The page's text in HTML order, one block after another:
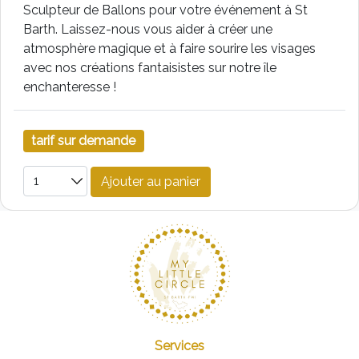
Sculpteur de Ballons pour votre événement à St
Barth. Laissez-nous vous aider à créer une
atmosphère magique et à faire sourire les visages
avec nos créations fantaisistes sur notre île
enchanteresse !
tarif sur demande
Ajouter au panier
Services